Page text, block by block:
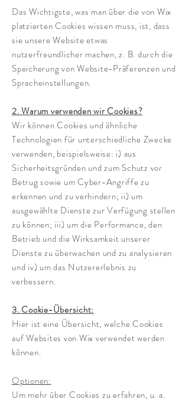
Das Wichtigste, was man über die von Wix
platzierten Cookies wissen muss, ist, dass
sie unsere Website etwas
nutzerfreundlicher machen, z. B. durch die
Speicherung von Website-Präferenzen und
Spracheinstellungen.
2. Warum verwenden wir Cookies?
Wir können Cookies und ähnliche
Technologien für unterschiedliche Zwecke
verwenden, beispielsweise: i) aus
Sicherheitsgründen und zum Schutz vor
Betrug sowie um Cyber-Angriffe zu
erkennen und zu verhindern; ii) um
ausgewählte Dienste zur Verfügung stellen
zu können; iii) um die Performance, den
Betrieb und die Wirksamkeit unserer
Dienste zu überwachen und zu analysieren
und iv) um das Nutzererlebnis zu
verbessern.
3. Cookie-Übersicht:
Hier ist eine Übersicht, welche Cookies
auf Websites von Wix verwendet werden
können.
Optionen:
Um mehr über Cookies zu erfahren, u. a.